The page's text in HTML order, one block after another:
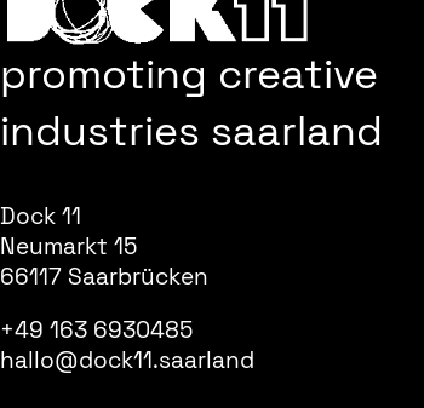
promoting creative
industries saarland
Dock 11
Neumarkt 15
66117 Saarbrücken
+49 163 6930485
hallo@dock11.saarland